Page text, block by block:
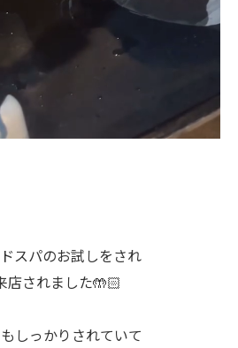
スパのお試しをされ
店されました🤲🏻
しっかりされていて